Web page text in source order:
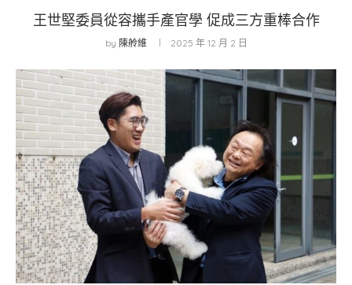
王世堅委員從容攜手產官學 促成三方重棒合作
by 陳舲維 2025 年 12 月 2 日